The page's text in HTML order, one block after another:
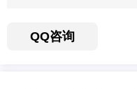
QQ咨询